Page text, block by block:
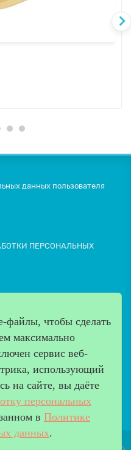
данных пользователя
ПЕРСОНАЛЬНЫХ
файлы, чтобы сделать
максимально
сервис веб-
использующий
на сайте, вы даёте
персональных
в Политике
данных.